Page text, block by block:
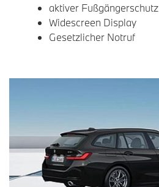
aktiver Fußgängerschutz
Widescreen Display
Gesetzlicher Notruf